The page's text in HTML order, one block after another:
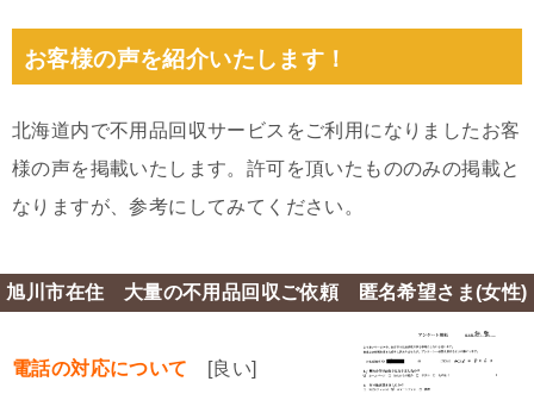
お客様の声を紹介いたします！
北海道内で不用品回収サービスをご利用になりましたお客
様の声を掲載いたします。許可を頂いたもののみの掲載と
なりますが、参考にしてみてください。
旭川市在住 大量の不用品回収ご依頼 匿名希望さま(女性)
電話の対応について [良い]